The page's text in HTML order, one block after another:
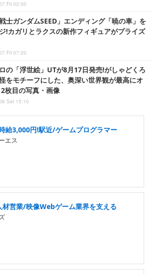
Fri 02:00
戦士ガンダムSEED」エンディング「暁の車」を
!カガリとラクスの新作フィギュアがプライズ
Fri 07:20
の「浮世絵」UTが8月17日発売!がしゃどくろ
をモチーフにした、奥深い世界観が最高にオ
枚目の写真・画像
Sat 15:10
給3,000円!駅近/ゲームプログラマー
エス
材営業/映像Webゲーム業界を支える